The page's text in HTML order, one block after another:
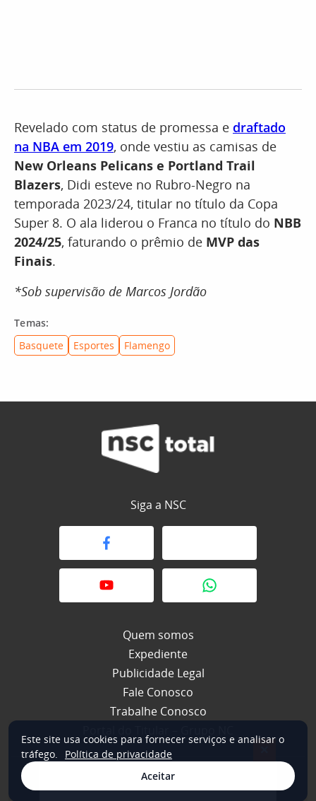
Revelado com status de promessa e draftado
na NBA em 2019, onde vestiu as camisas de
New Orleans Pelicans e Portland Trail
Blazers, Didi esteve no Rubro-Negro na
temporada 2023/24, titular no título da Copa
Super 8. O ala liderou o Franca no título do NBB
2024/25, faturando o prêmio de MVP das
Finais.
*Sob supervisão de Marcos Jordão
Temas:
Basquete
Esportes Flamengo
Siga a NSC
Quem somos
Expediente
Publicidade Legal
Fale Conosco
Trabalhe Conosco
© 2026 NSC Total. Todos os direitos reservados.
Este site usa cookies para fornecer serviços e analisar o
tráfego.
Política de privacidade
Aceitar